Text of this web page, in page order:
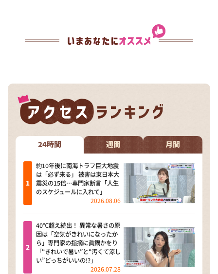
24時間 週間 月間
約10年後に南海トラフ巨大地震
は「必ず来る」 被害は東日本大
震災の15倍…専門家断言「人生
のスケジュールに入れて」
2026.08.06
40℃超え続出！ 異常な暑さの原
因は「空気がきれいになったか
ら」専門家の指摘に眞鍋かをり
「“きれいで暑い”と“汚くて涼し
い”どっちがいいの!?」
2026.07.28